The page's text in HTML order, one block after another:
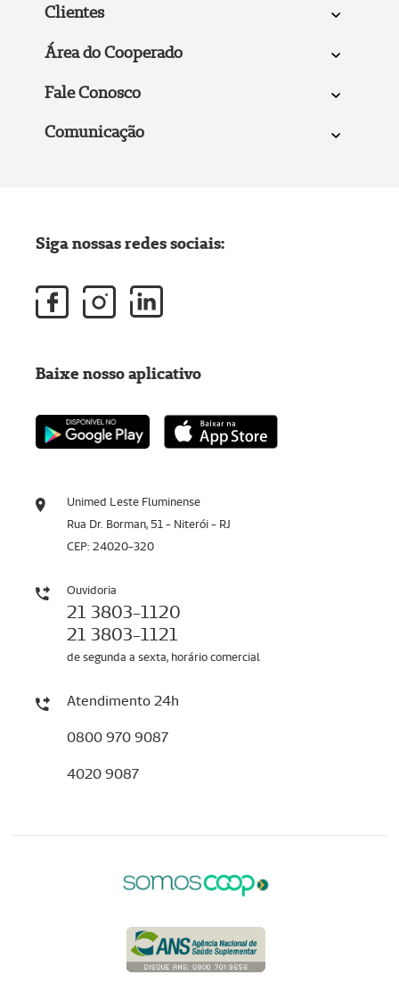
Clientes
Área do Cooperado
Fale Conosco
Comunicação
Unimed Leste Fluminense
Rua Dr. Borman, 51 - Niterói - RJ
CEP: 24020-320
Ouvidoria
21 3803-1120
21 3803-1121
de segunda a sexta, horário comercial
Atendimento 24h
0800 970 9087
4020 9087
Siga nossas redes sociais:
Baixe nosso aplicativo